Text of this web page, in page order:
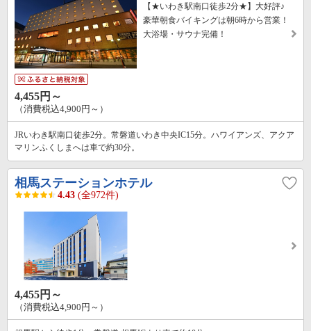
【★いわき駅南口徒歩2分★】大好評♪
豪華朝食バイキングは朝6時から営業！
大浴場・サウナ完備！
4,455円～
（消費税込4,900円～）
JRいわき駅南口徒歩2分。常磐道いわき中央IC15分。ハワイアンズ、アクア
マリンふくしまへは車で約30分。
相馬ステーションホテル
4.43 (全972件)
4,455円～
（消費税込4,900円～）